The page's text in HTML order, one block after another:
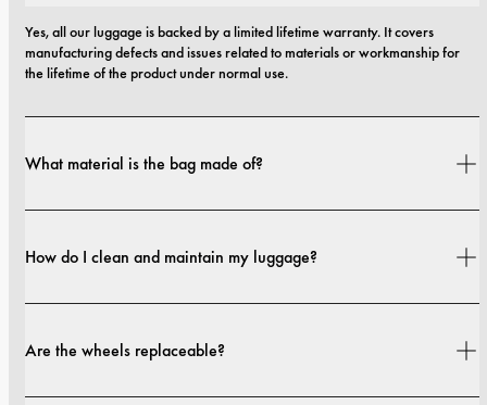
Yes, all our luggage is backed by a limited lifetime warranty. It covers
manufacturing defects and issues related to materials or workmanship for
the lifetime of the product under normal use.
What material is the bag made of?
German aerospace-graded materials. The interior lining is made from
How do I clean and maintain my luggage?
cleaners or abrasive tools to keep your luggage looking fresh.
Are the wheels replaceable?